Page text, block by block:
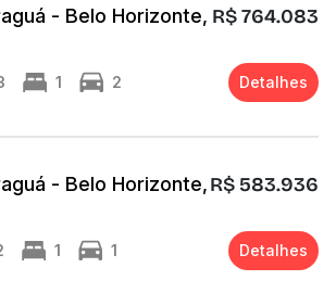
- Belo Horizonte, R$ 764.083
1 2 Detalhes
- Belo Horizonte,R$ 583.936
1 1 Detalhes